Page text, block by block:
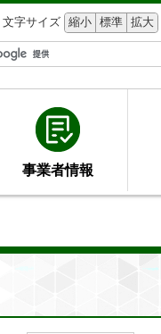
文字サイズ 縮小 標準 拡大
事業者情報